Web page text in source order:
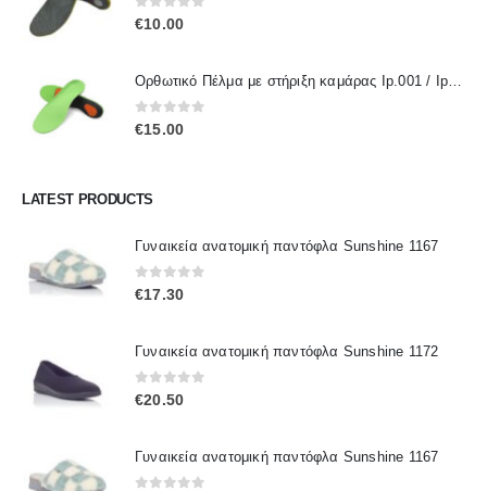
0out of 5
€10.00
Ορθωτικό Πέλμα με στήριξη καμάρας Ip.001 / IpInsoles
0out of 5
€15.00
LATEST PRODUCTS
Γυναικεία ανατομική παντόφλα Sunshine 1167
0out of 5
€17.30
Γυναικεία ανατομική παντόφλα Sunshine 1172
0out of 5
€20.50
Γυναικεία ανατομική παντόφλα Sunshine 1167